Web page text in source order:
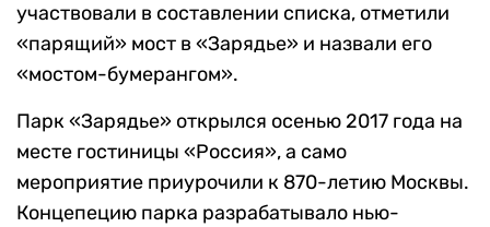
участвовали в составлении списка, отметили
«парящий» мост в «Зарядье» и назвали его
«мостом-бумерангом».
Парк «Зарядье» открылся осенью 2017 года на
месте гостиницы «Россия», а само
мероприятие приурочили к 870-летию Москвы.
Концепецию парка разрабатывало нью-